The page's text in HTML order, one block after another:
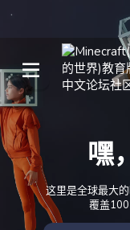
嘿
这里是全球最大
覆盖